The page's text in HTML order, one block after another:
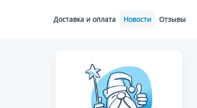
Доставка и оплата Новости Отзывы